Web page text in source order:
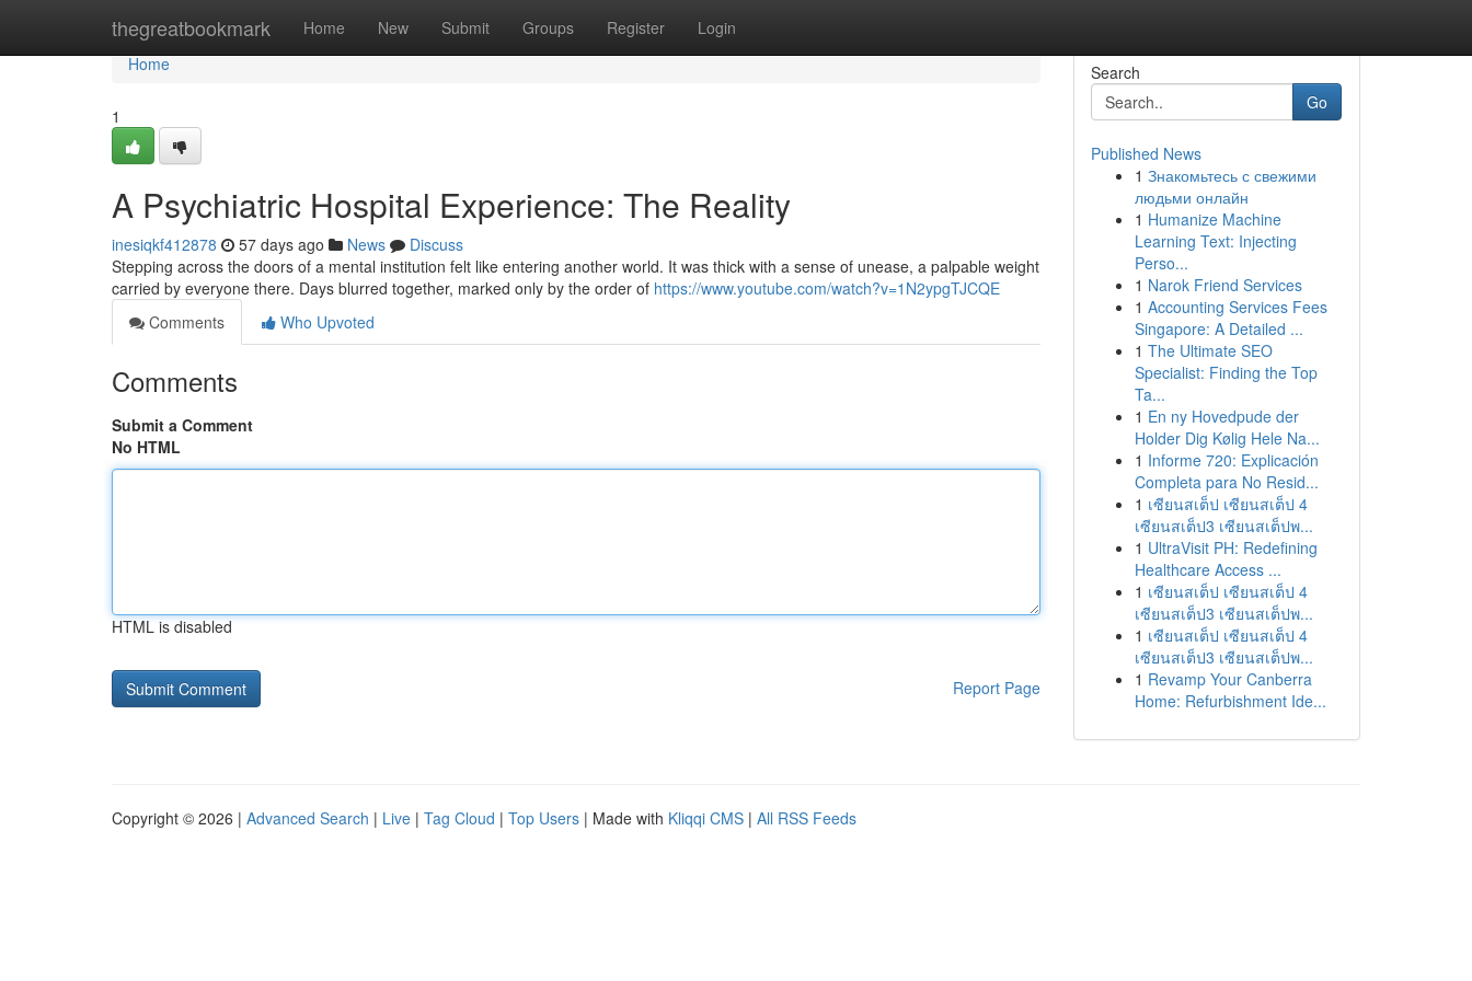
thegreatbookmark Home New Submit Groups Register Login
Home
Home
1
A Psychiatric Hospital Experience: The Reality
inesiqkf412878 57 days ago News
Discuss
Stepping across the doors of a mental institution felt like entering another world. It was thick with a sense of unease, a palpable weight
carried by everyone there. Days blurred together, marked only by the order of https://www.youtube.com/watch?v=1N2ypgTJCQE
Comments
Who Upvoted
Comments
Submit a Comment
No HTML
HTML is disabled
Report Page
Search
Go
Published News
1 Знакомьтесь с свежими
людьми онлайн
1 Humanize Machine
Learning Text: Injecting
Perso...
1 Narok Friend Services
1 Accounting Services Fees
Singapore: A Detailed ...
1 The Ultimate SEO
Specialist: Finding the Top
Ta...
1 En ny Hovedpude der
Holder Dig Kølig Hele Na...
1 Informe 720: Explicación
Completa para No Resid...
1 เซียนสเต็ป เซียนสเต็ป 4
เซียนสเต็ป3 เซียนสเต็ปพ...
1 UltraVisit PH: Redefining
Healthcare Access ...
1 เซียนสเต็ป เซียนสเต็ป 4
เซียนสเต็ป3 เซียนสเต็ปพ...
1 เซียนสเต็ป เซียนสเต็ป 4
เซียนสเต็ป3 เซียนสเต็ปพ...
1 Revamp Your Canberra
Home: Refurbishment Ide...
Copyright © 2026 | Advanced Search | Live | Tag Cloud | Top Users | Made with Kliqqi CMS | All RSS Feeds